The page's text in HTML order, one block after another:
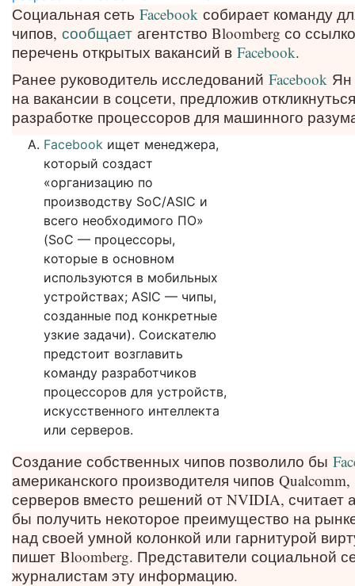
Социальная сеть Facebook собирает команду
чипов, сообщает агентство Bloomberg со
перечень открытых вакансий в Facebook.
Ранее руководитель исследований Facebook Ян
на вакансии в соцсети, предложив
разработке процессоров для машинного
Facebook ищет менеджера,
который создаст
«организацию по
производству SoC/ASIC и
всего необходимого ПО»
(SoC — процессоры,
которые в основном
используются в мобильных
устройствах; ASIC — чипы,
созданные под конкретные
узкие задачи). Соискателю
предстоит возглавить
команду разработчиков
процессоров для устройств,
искусственного интеллекта
или серверов.
Создание собственных чипов позволило бы
американского производителя чипов Qualcomm,
серверов вместо решений от NVIDIA, считает
бы получить некоторое преимущество на
над своей умной колонкой или гарнитурой
пишет Bloomberg. Представители социальной
журналистам эту информацию.